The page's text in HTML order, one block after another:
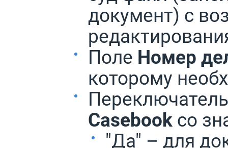
документ) с
Поле Номер
которому
Casebook со
"Да" – для